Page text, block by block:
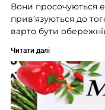
Вони просочуються
прив’язуються до
варто бути
Читати далі